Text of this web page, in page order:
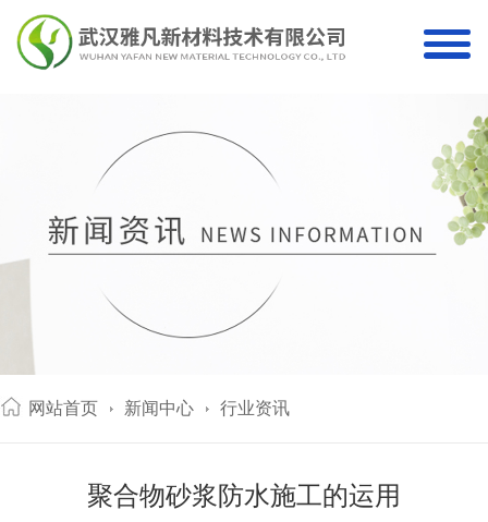
网站首页 新闻中心 行业资讯
聚合物砂浆防水施工的运用